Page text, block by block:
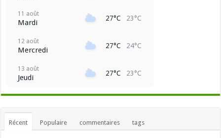
11 août
Mardi 27°C 23°C
12 août
Mercredi 27°C 24°C
13 août
Jeudi 27°C 23°C
Récent Populaire commentaires tags